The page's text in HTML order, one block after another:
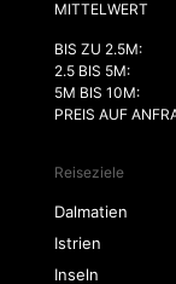
MITTELWERT
BIS ZU 2.5M:
2.5 BIS 5M:
5M BIS 10M:
PREIS AUF
Reiseziele
Dalmatien
Istrien
Inseln